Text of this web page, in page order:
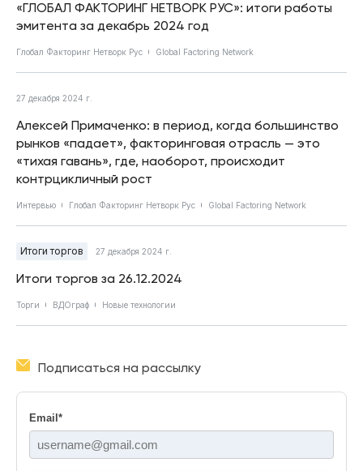
«ГЛОБАЛ ФАКТОРИНГ НЕТВОРК РУС»: итоги работы
эмитента за декабрь 2024 год
Глобал Факторинг Нетворк Рус Global Factoring Network
27 декабря 2024 г.
Алексей Примаченко: в период, когда большинство
рынков «падает», факторинговая отрасль — это
«тихая гавань», где, наоборот, происходит
контрцикличный рост
Интервью Глобал Факторинг Нетворк Рус Global Factoring Network
Итоги торгов 27 декабря 2024 г.
Итоги торгов за 26.12.2024
Торги ВДОграф Новые технологии
Подписаться на рассылку
Email *